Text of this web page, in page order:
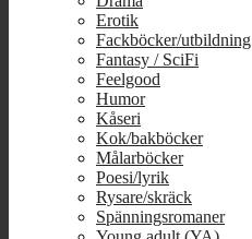
Erotik
Fackböcker/utbildning
Fantasy / SciFi
Feelgood
Humor
Kåseri
Kok/bakböcker
Målarböcker
Poesi/lyrik
Rysare/skräck
Spänningsromaner